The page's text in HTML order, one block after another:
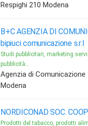
Respighi 210 Modena
B+C AGENZIA DI
bipiuci comunicazione s.r.l
Studi pubblicitari, marketing
pubblicità...
Agenzia di Comunicazione
Modena
NORDICONAD SOC. COOP
Prodotti del tabacco, prodotti